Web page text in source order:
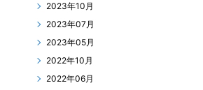
2023年10月
2023年07月
2023年05月
2022年10月
2022年06月